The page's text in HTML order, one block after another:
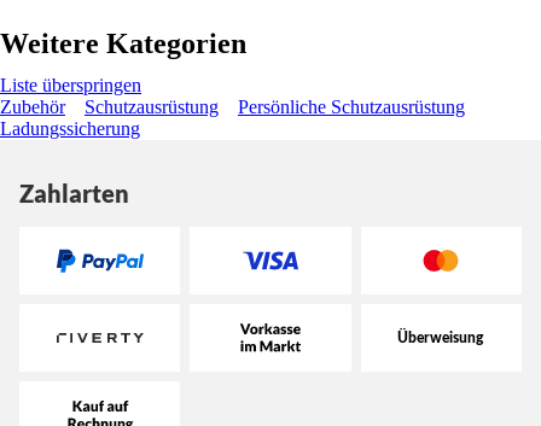
Weitere Kategorien
Liste überspringen
Zubehör
Schutzausrüstung
Persönliche Schutzausrüstung
Ladungssicherung
Zahlarten